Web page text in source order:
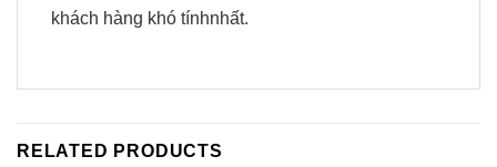
khách hàng khó tínhnhất.
RELATED PRODUCTS